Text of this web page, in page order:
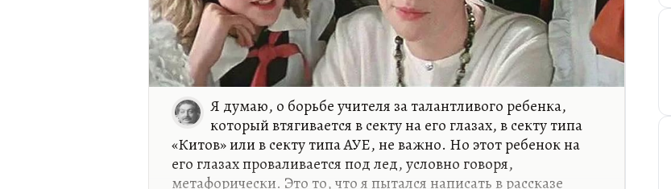
Я думаю, о борьбе учителя за талантливого ребенка,
который втягивается в секту на его глазах, в секту типа
«Китов» или в секту типа АУЕ, не важно. Но этот ребенок на
его глазах проваливается под лед, условно говоря,
метафорически. Это то, что я пытался написать в рассказе